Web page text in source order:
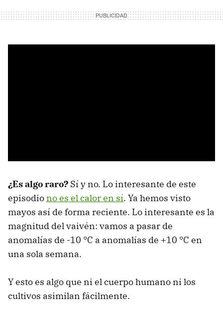
¿Es algo raro? Sí y no. Lo interesante de este
episodiono es el calor en sí. Ya hemos visto
mayos así de forma reciente. Lo interesante es la
magnitud del vaivén: vamos a pasar de
anomalías de -10 °C a anomalías de +10 °C en
una sola semana.
Y esto es algo que ni el cuerpo humano ni los
cultivos asimilan fácilmente.